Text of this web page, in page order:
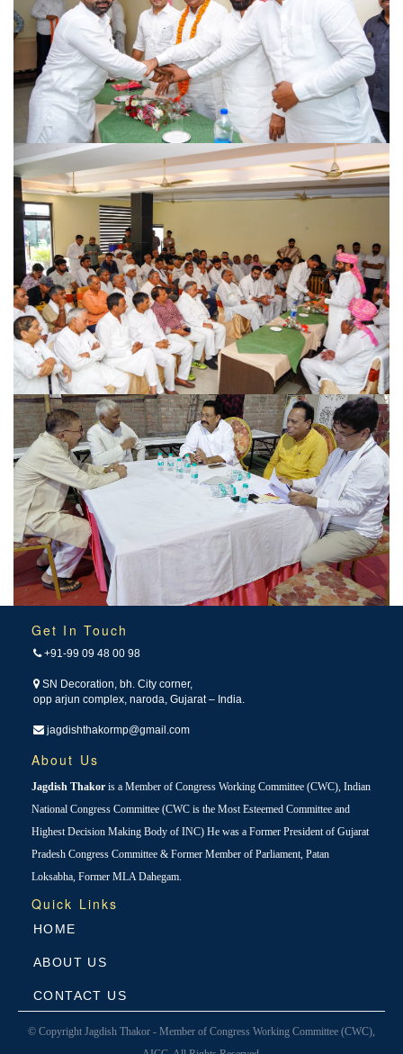
Get In Touch
+91-99 09 48 00 98
SN Decoration, bh. City corner,
opp arjun complex, naroda, Gujarat – India.
jagdishthakormp@gmail.com
About Us
Jagdish Thakor is a Member of Congress Working Committee (CWC), Indian
National Congress Committee (CWC is the Most Esteemed Committee and
Highest Decision Making Body of INC) He was a Former President of Gujarat
Pradesh Congress Committee & Former Member of Parliament, Patan
Loksabha, Former MLA Dahegam.
Quick Links
HOME
ABOUT US
CONTACT US
© Copyright Jagdish Thakor - Member of Congress Working Committee (CWC),